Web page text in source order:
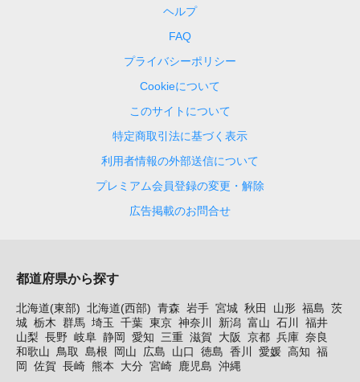
ヘルプ
FAQ
プライバシーポリシー
Cookieについて
このサイトについて
特定商取引法に基づく表示
利用者情報の外部送信について
プレミアム会員登録の変更・解除
広告掲載のお問合せ
都道府県から探す
北海道(東部) 北海道(西部) 青森 岩手 宮城 秋田 山形 福島 茨
城 栃木 群馬 埼玉 千葉 東京 神奈川 新潟 富山 石川
福井
山梨 長野 岐阜 静岡 愛知 三重 滋賀 大阪 京都 兵庫 奈良
和歌山 鳥取 島根 岡山 広島 山口 徳島 香川 愛媛 高知 福
岡
佐賀 長崎 熊本 大分 宮崎 鹿児島 沖縄